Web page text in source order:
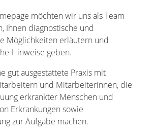
möchten wir uns als Team
Ihnen diagnostische und
Möglichkeiten erläutern und
Hinweise geben.
gut ausgestattete Praxis mit
und Mitarbeiterinnen, die
erkrankter Menschen und
Erkrankungen sowie
zur Aufgabe machen.